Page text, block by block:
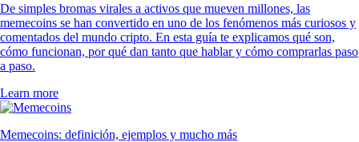
De simples bromas virales a activos que mueven millones, las
memecoins se han convertido en uno de los fenómenos más curiosos y
comentados del mundo cripto. En esta guía te explicamos qué son,
cómo funcionan, por qué dan tanto que hablar y cómo comprarlas paso
a paso.
Learn more
Memecoins: definición, ejemplos y mucho más